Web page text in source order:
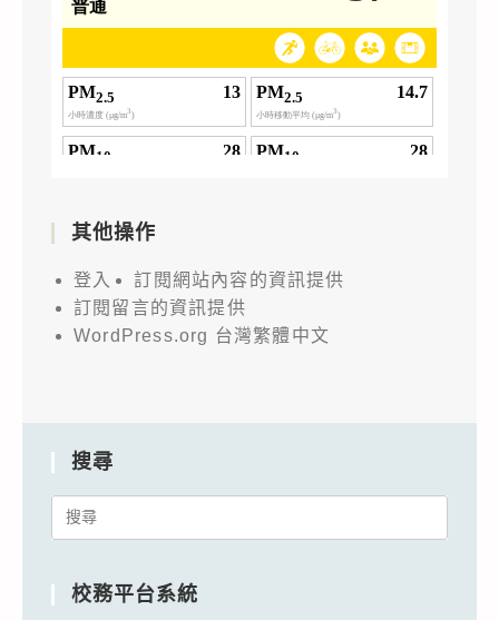
其他操作
登入
訂閱網站內容的資訊提供
訂閱留言的資訊提供
WordPress.org 台灣繁體中文
搜尋
Search
校務平台系統